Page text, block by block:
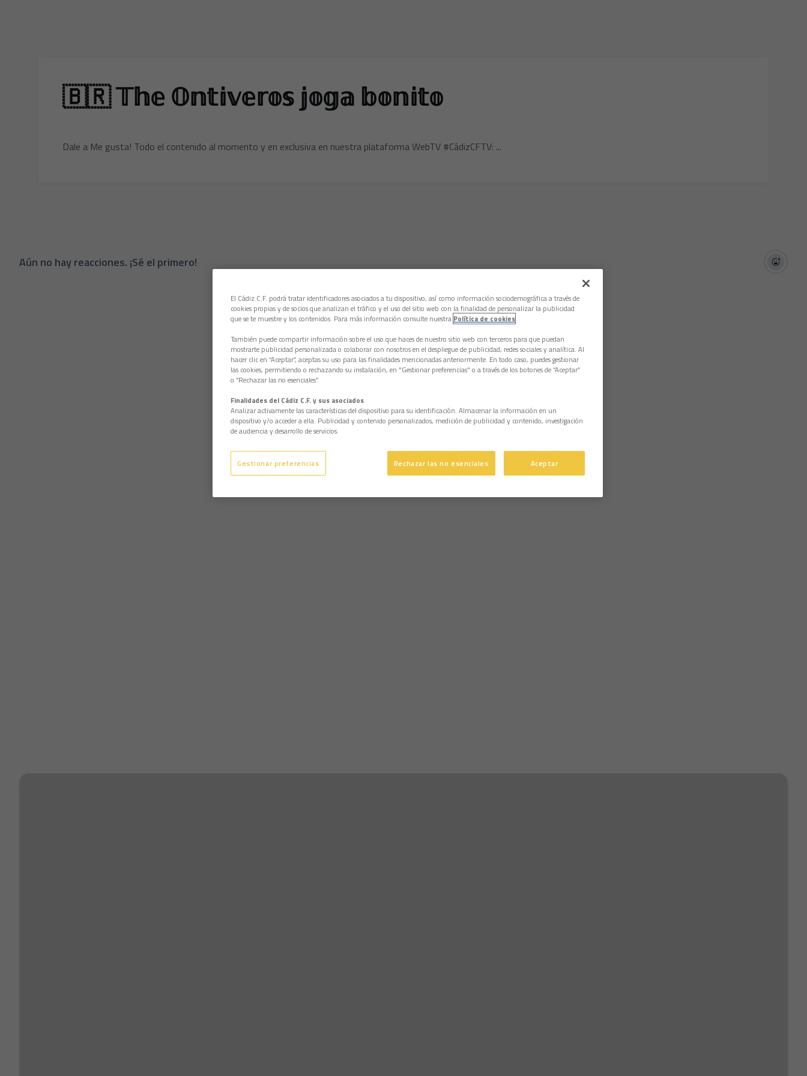
🇧🇷 𝕋𝕙𝕖 𝕆𝕟𝕥𝕚𝕧𝕖𝕣𝕠𝕤 𝕛𝕠𝕘𝕒 𝕓𝕠𝕟𝕚𝕥𝕠
Dale a Me gusta! Todo el contenido al momento y en exclusiva en nuestra plataforma WebTV #CádizCFTV: ...
Aún no hay reacciones. ¡Sé el primero!
El Cádiz C.F. podrá tratar identificadores asociados a tu dispositivo, así como información sociodemográfica a través de
cookies propias y de socios que analizan el tráfico y el uso del sitio web con la finalidad de personalizar la publicidad
que se te muestre y los contenidos. Para más información consulte nuestra Política de cookies
También puede compartir información sobre el uso que haces de nuestro sitio web con terceros para que puedan
mostrarte publicidad personalizada o colaborar con nosotros en el despliegue de publicidad, redes sociales y analítica. Al
hacer clic en “Aceptar”, aceptas su uso para las finalidades mencionadas anteriormente. En todo caso, puedes gestionar
las cookies, permitiendo o rechazando su instalación, en "Gestionar preferencias" o a través de los botones de “Aceptar”
o “Rechazar las no esenciales”.
Finalidades del Cádiz C.F. y sus asociados
Analizar activamente las características del dispositivo para su identificación. Almacenar la información en un
dispositivo y/o acceder a ella. Publicidad y contenido personalizados, medición de publicidad y contenido, investigación
de audiencia y desarrollo de servicios.
Gestionar preferencias Rechazar las no esenciales Aceptar